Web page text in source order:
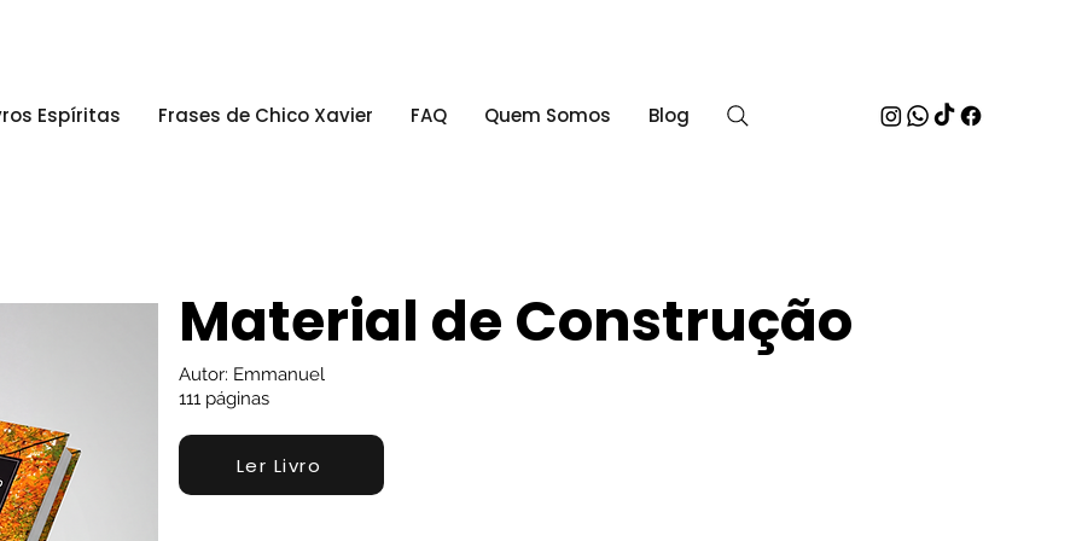
Espíritas Frases de Chico Xavier FAQ Quem Somos Blog
Material de Construção
Autor: Emmanuel
111 páginas
Ler Livro